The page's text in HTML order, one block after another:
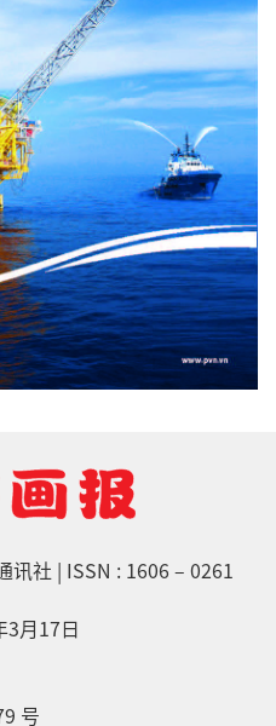
讯社 | ISSN : 1606 – 0261
3月17日
号